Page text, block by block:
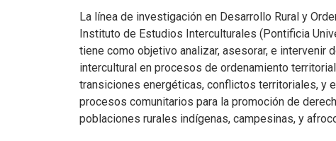
La línea de investigación en Desarrollo Rural y
Instituto de Estudios Interculturales (Pontificia
tiene como objetivo analizar, asesorar, e intervenir
intercultural en procesos de ordenamiento
transiciones energéticas, conflictos territoriales, y
procesos comunitarios para la promoción de
poblaciones rurales indígenas, campesinas, y